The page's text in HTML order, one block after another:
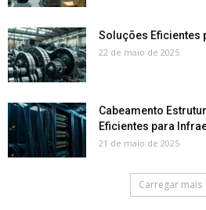
Soluções Eficientes
22 de maio de 2025
Cabeamento
Eficientes para
21 de maio de 2025
Carregar mais